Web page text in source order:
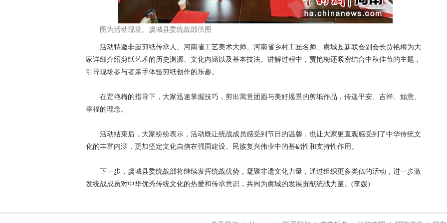
图为活动现场。虞城县委统战部供图
活动特邀非遗剪纸传承人、河南省工艺美术大师、河南省乡村工匠名师、虞城县新联会副会长贾艳梅为大
家详细介绍剪纸艺术的历史渊源、文化内涵以及基本技法。讲解过程中，贾艳梅还紧密结合中秋佳节的主题，
引导现场参与者亲手体验剪纸创作的乐趣。
在贾艳梅的指导下，大家迅速掌握技巧，剪出寓意团圆与美好愿景的剪纸作品，传递平安、吉祥、如意、
幸福的理念。
活动结束后，大家纷纷表示，活动既让统战成员感受到节日的温馨，也让大家更直观感受到了中华传统文
化的丰富内涵，更加坚定文化自信在强国建设、民族复兴伟业中的基础性和支持性作用。
下一步，虞城县委统战部将继续发挥统战优势，凝聚非遗文化力量，通过组织更多类似的活动，进一步激
发统战成员对中华优秀传统文化的热爱和传承意识，共同为虞城的发展贡献统战力量。(李媛)